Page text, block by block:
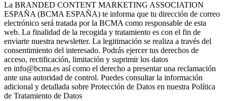
La BRANDED CONTENT MARKETING ASSOCIATION
ESPAÑA (BCMA ESPAÑA) te informa que tu dirección de correo
electrónico será tratada por la BCMA como responsable de esta
web. La finalidad de la recogida y tratamiento es con el fin de
enviarte nuestra newsletter. La legitimación se realiza a través del
consentimiento del interesado. Podrás ejercer tus derechos de
acceso, rectificación, limitación y suprimir los datos
en info@bcma.es así como el derecho a presentar una reclamación
ante una autoridad de control. Puedes consultar la información
adicional y detallada sobre Protección de Datos en nuestra Política
de Tratamiento de Datos